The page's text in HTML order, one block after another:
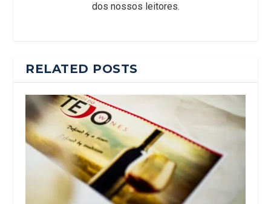
dos nossos leitores.
RELATED POSTS